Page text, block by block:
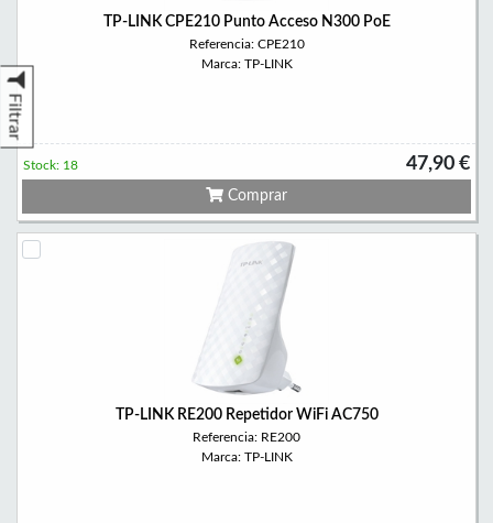
Filtrar
TP-LINK CPE210 Punto Acceso N300 PoE
Referencia: CPE210
Marca: TP-LINK
47,90 €
Stock: 18
Comprar
TP-LINK RE200 Repetidor WiFi AC750
Referencia: RE200
Marca: TP-LINK